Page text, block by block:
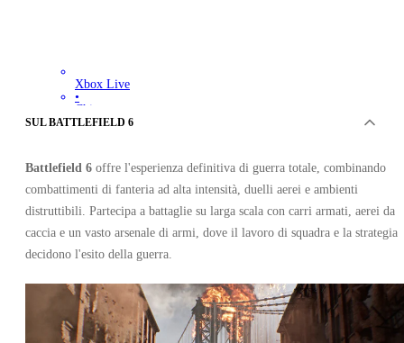
Xbox Live
•
Chiave
•
69.99 EUR
-52%
SUL BATTLEFIELD 6
Battlefield 6 offre l'esperienza definitiva di guerra totale, combinando
combattimenti di fanteria ad alta intensità, duelli aerei e ambienti
distruttibili. Partecipa a battaglie su larga scala con carri armati, aerei da
caccia e un vasto arsenale di armi, dove il lavoro di squadra e la strategia
decidono l'esito della guerra.